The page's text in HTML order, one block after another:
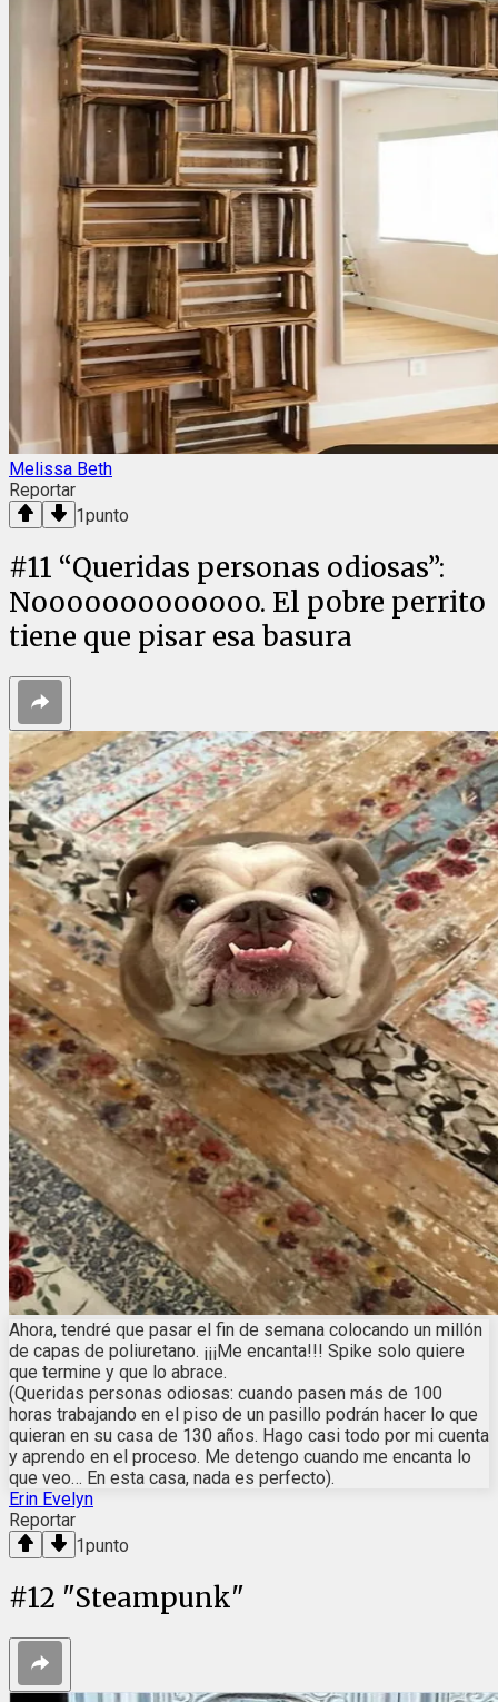
Melissa Beth
Reportar
1punto
#11 “Queridas personas odiosas”:
Nooooooooooooo. El pobre perrito
tiene que pisar esa basura
Ahora, tendré que pasar el fin de semana colocando un millón
de capas de poliuretano. ¡¡¡Me encanta!!! Spike solo quiere
que termine y que lo abrace.
(Queridas personas odiosas: cuando pasen más de 100
horas trabajando en el piso de un pasillo podrán hacer lo que
quieran en su casa de 130 años. Hago casi todo por mi cuenta
y aprendo en el proceso. Me detengo cuando me encanta lo
que veo… En esta casa, nada es perfecto).
Erin Evelyn
Reportar
1punto
#12 "Steampunk"